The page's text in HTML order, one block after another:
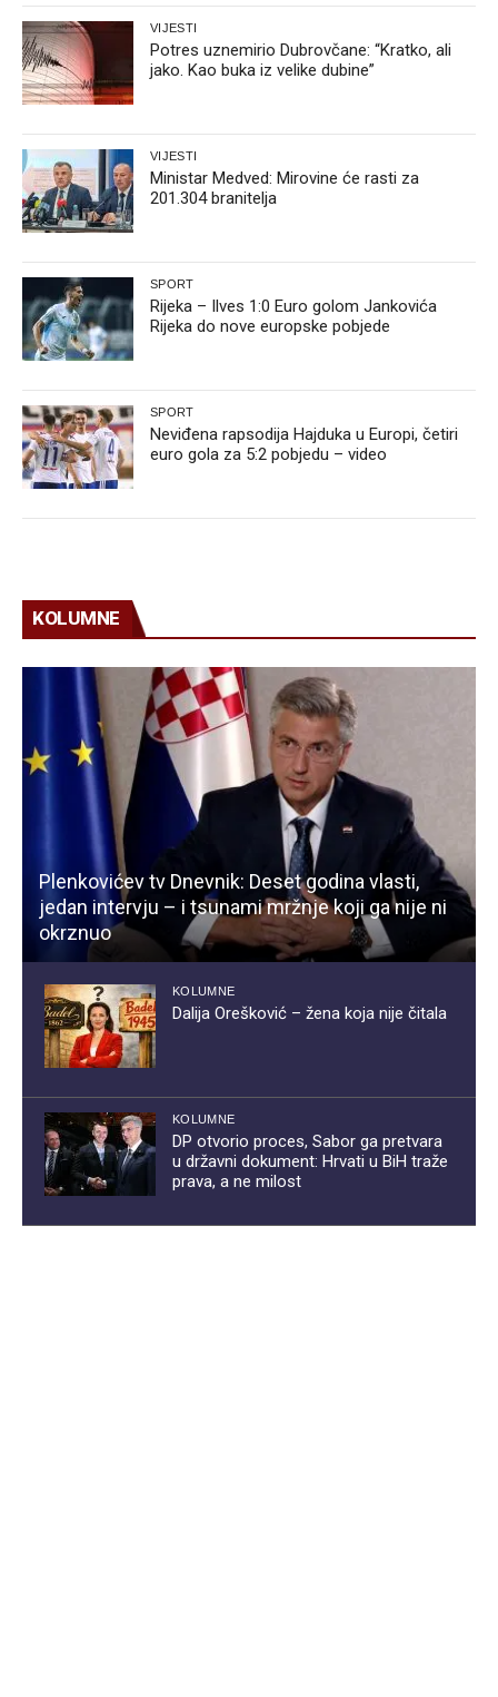
VIJESTI
Potres uznemirio Dubrovčane: “Kratko, ali
jako. Kao buka iz velike dubine”
VIJESTI
Ministar Medved: Mirovine će rasti za
201.304 branitelja
SPORT
Rijeka – Ilves 1:0 Euro golom Jankovića
Rijeka do nove europske pobjede
SPORT
Neviđena rapsodija Hajduka u Europi, četiri
euro gola za 5:2 pobjedu – video
KOLUMNE
Plenkovićev tv Dnevnik: Deset godina vlasti,
jedan intervju – i tsunami mržnje koji ga nije ni
okrznuo
KOLUMNE
Dalija Orešković – žena koja nije čitala
KOLUMNE
DP otvorio proces, Sabor ga pretvara
u državni dokument: Hrvati u BiH traže
prava, a ne milost